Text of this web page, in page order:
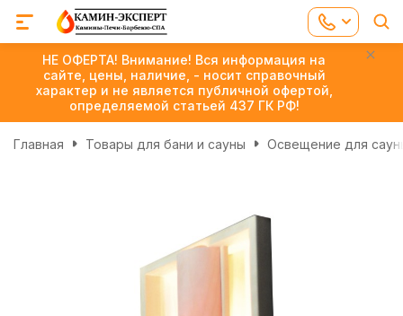
НЕ ОФЕРТА! Внимание! Вся информация на
сайте, цены, наличие, - носит справочный
характер и не является публичной офертой,
определяемой статьей 437 ГК РФ!
Главная Товары для бани и сауны Освещение для